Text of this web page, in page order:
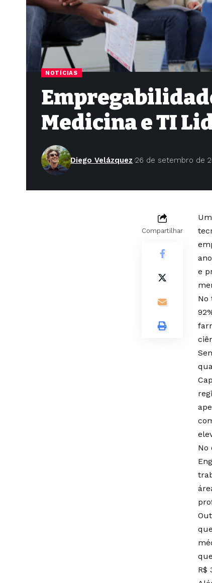
NOTÍCIAS
Medicina e TI
Diego Velázquez 26 de setembro de
Compartilhar
e
No
No
R$